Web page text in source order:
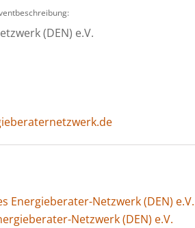
(DEN) e.V.
Energieberater-Netzwerk (DEN) e.V.
Netzwerk (DEN) e.V.